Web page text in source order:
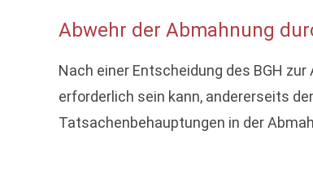
Abwehr der Abmahnung
Nach einer Entscheidung des BGH
erforderlich sein kann, andererseits
Tatsachenbehauptungen in der